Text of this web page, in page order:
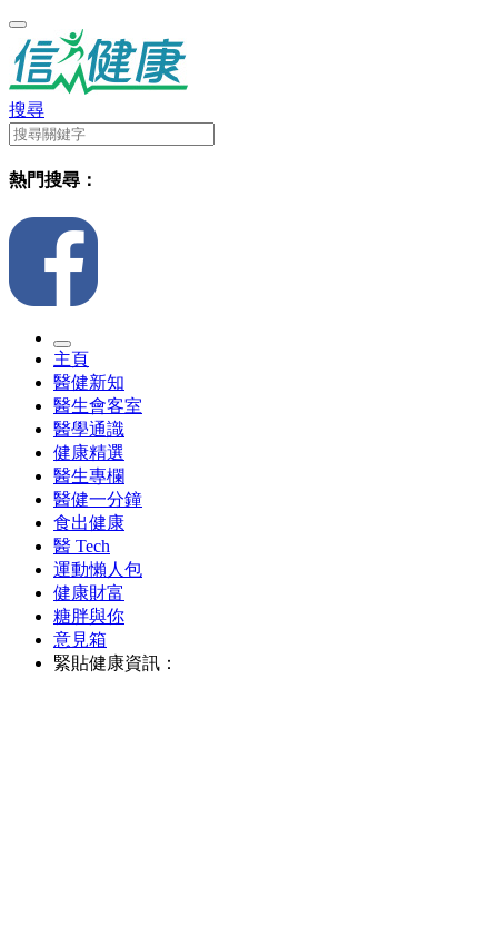
搜尋
熱門搜尋：
主頁
醫健新知
醫生會客室
醫學通識
健康精選
醫生專欄
醫健一分鐘
食出健康
醫 Tech
運動懶人包
健康財富
糖胖與你
意見箱
緊貼健康資訊：